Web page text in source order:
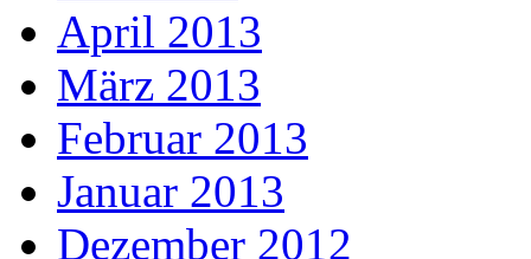
April 2013
März 2013
Februar 2013
Januar 2013
Dezember 2012